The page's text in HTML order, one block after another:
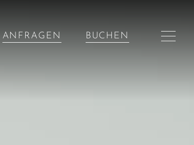
ANFRAGEN BUCHEN